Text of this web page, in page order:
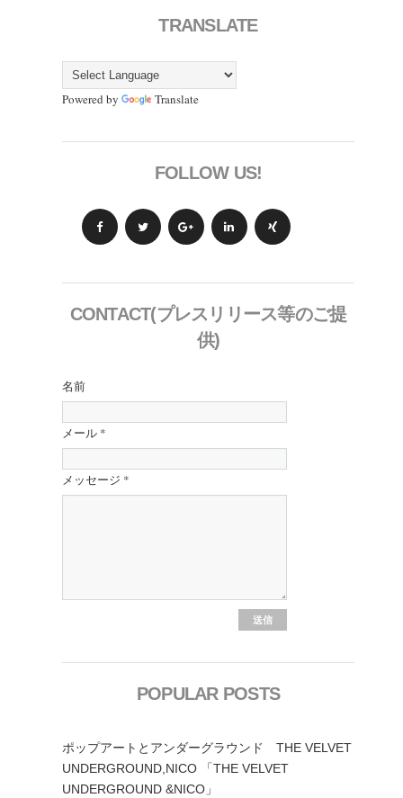
TRANSLATE
Powered by Translate
FOLLOW US!
CONTACT(プレスリリース等のご提
供)
名前
メール *
メッセージ *
POPULAR POSTS
ポップアートとアンダーグラウンド THE VELVET
UNDERGROUND,NICO 「THE VELVET
UNDERGROUND &NICO」